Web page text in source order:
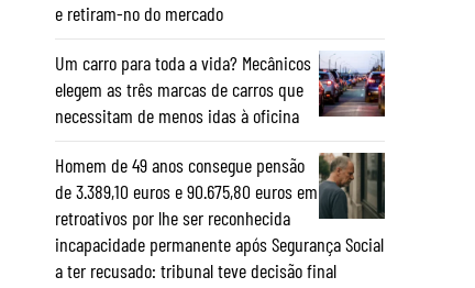
e retiram-no do mercado
Um carro para toda a vida? Mecânicos
elegem as três marcas de carros que
necessitam de menos idas à oficina
Homem de 49 anos consegue pensão
de 3.389,10 euros e 90.675,80 euros em
retroativos por lhe ser reconhecida
incapacidade permanente após Segurança Social
a ter recusado: tribunal teve decisão final